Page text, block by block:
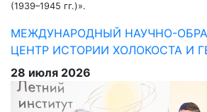
(1939–1945 гг.)».
МЕЖДУНАРОДНЫЙ НАУЧНО-
ЦЕНТР ИСТОРИИ ХОЛОКОСТА И
28 июля 2026